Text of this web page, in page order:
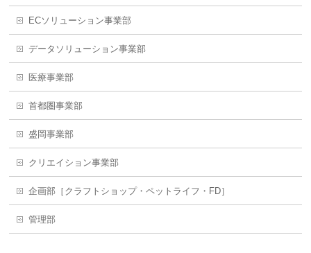
ECソリューション事業部
データソリューション事業部
医療事業部
首都圏事業部
盛岡事業部
クリエイション事業部
企画部［クラフトショップ・ペットライフ・FD］
管理部